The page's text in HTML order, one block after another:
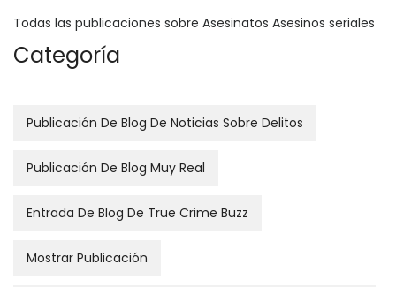
Todas las publicaciones sobre Asesinatos Asesinos seriales
Categoría
Publicación De Blog De Noticias Sobre Delitos
Publicación De Blog Muy Real
Entrada De Blog De True Crime Buzz
Mostrar Publicación